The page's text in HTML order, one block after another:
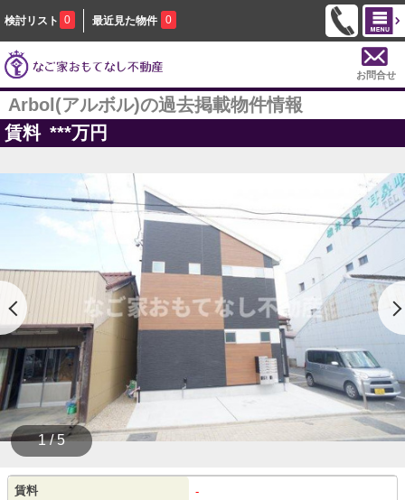
検討リスト 0 最近見た物件 0
お問合せ
Arbol(アルボル)の過去掲載物件情報
賃料 ***万円
1 / 5
賃料 -